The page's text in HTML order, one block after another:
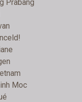
Prabang
Moc